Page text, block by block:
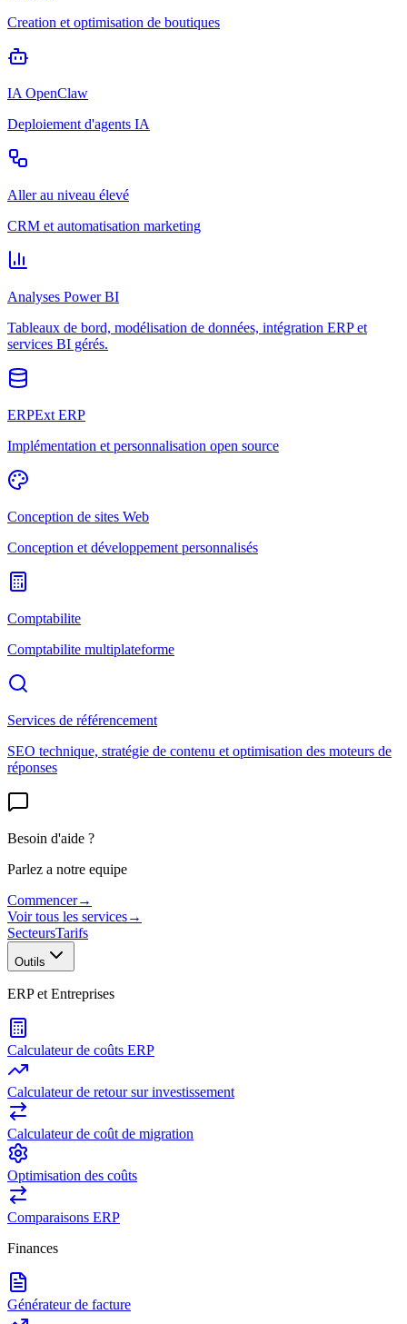
Creation et optimisation de boutiques
IA OpenClaw
Deploiement d'agents IA
Aller au niveau élevé
CRM et automatisation marketing
Analyses Power BI
Tableaux de bord, modélisation de données, intégration ERP et
services BI gérés.
ERPExt ERP
Implémentation et personnalisation open source
Conception de sites Web
Conception et développement personnalisés
Comptabilite
Comptabilite multiplateforme
Services de référencement
SEO technique, stratégie de contenu et optimisation des moteurs de
réponses
Besoin d'aide ?
Parlez a notre equipe
Commencer→
Voir tous les services→
SecteursTarifs
Outils
ERP et Entreprises
Calculateur de coûts ERP
Calculateur de retour sur investissement
Calculateur de coût de migration
Optimisation des coûts
Comparaisons ERP
Finances
Générateur de facture